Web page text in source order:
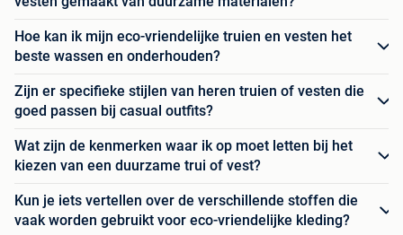
Hoe kan ik mijn eco-vriendelijke truien en vesten het
beste wassen en onderhouden?
Zijn er specifieke stijlen van heren truien of vesten die
goed passen bij casual outfits?
Wat zijn de kenmerken waar ik op moet letten bij het
kiezen van een duurzame trui of vest?
Kun je iets vertellen over de verschillende stoffen die
vaak worden gebruikt voor eco-vriendelijke kleding?